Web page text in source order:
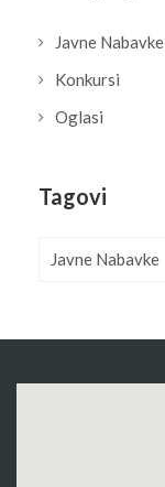
Javne Nabavke
Konkursi
Oglasi
Tagovi
Javne Nabavke